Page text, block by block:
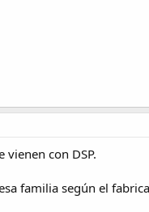
con DSP.
familia según el